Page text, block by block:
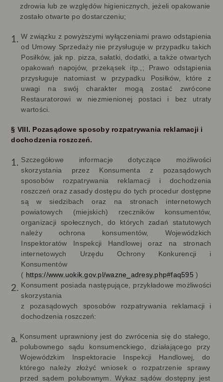
zdrowia lub ze względów higienicznych, jeżeli opakowanie
zostało otwarte po dostarczeniu;
W związku z powyższymi wyłączeniami prawo odstąpienia
od Umowy Sprzedaży nie przysługuje w przypadku takich
Posiłków, jak np. pizza, sałatki, dodatki, a także otwartych
opakowań napojów, przekąsek itp.,; Prawo odstąpienia
przysługuje natomiast w przypadku Posiłków, które z
uwagi na swój charakter mogą zostać zwrócone
Restauratorowi w niezmienionej postaci i bez utraty
wartości.
§ VIII. Pozasądowe sposoby rozpatrywania reklamacji i
dochodzenia roszczeń.
Szczegółowe informacje dotyczące możliwości
skorzystania przez Konsumenta z pozasądowych
sposobów rozpatrywania reklamacji i dochodzenia
roszczeń oraz zasady dostępu do tych procedur dostępne
są w siedzibach oraz na stronach internetowych
powiatowych (miejskich) rzeczników konsumentów,
organizacji społecznych, do których zadań statutowych
należy ochrona konsumentów, Wojewódzkich
Inspektoratów Inspekcji Handlowej oraz na stronach
internetowych Urzędu Ochrony Konkurencji i
Konsumentów
( https://www.uokik.gov.pl/wazne_adresy.php#faq595 )
Konsument posiada następujące, przykładowe możliwości
skorzystania
z pozasądowych sposobów rozpatrywania reklamacji i
dochodzenia roszczeń:
Konsument uprawniony jest do zwrócenia się do stałego,
polubownego sądu konsumenckiego, działającego przy
Wojewódzkim Inspektoracie Inspekcji Handlowej, do
którego należy złożyć wniosek o rozpatrzenie sprawy
przed sądem polubownym. Wykaz sądów dostępny jest